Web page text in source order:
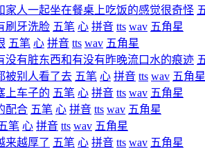
家人一起坐在餐桌上吃饭的感觉很奇怪
刷牙洗脸 五笔 心 拼音 tts wav 五角星
五笔 心 拼音 tts wav 五角星
没有脏东西和有没有昨晚流口水的痕迹
被别人看了去 五笔 心 拼音 tts wav 五角星
上车子的 五笔 心 拼音 tts wav 五角星
配合 五笔 心 拼音 tts wav 五角星
笔 心 拼音 tts wav 五角星
来越厚了 五笔 心 拼音 tts wav 五角星